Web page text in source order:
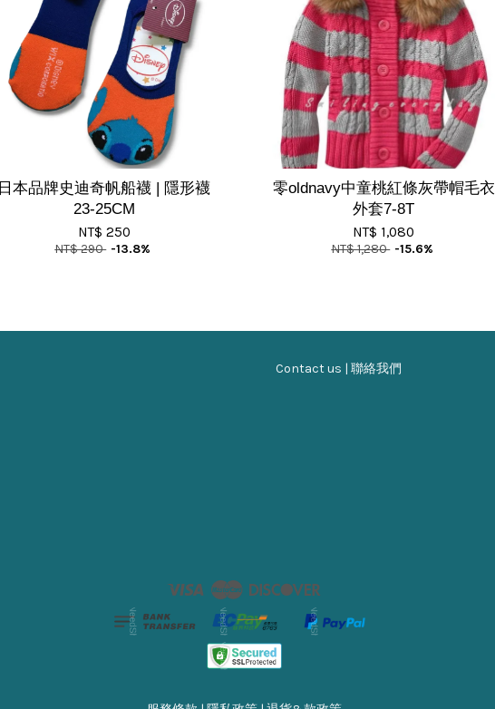
日本品牌史迪奇帆船襪 | 隱形襪
23-25CM
NT$ 250
NT$ 290 -13.8%
零oldnavy中童桃紅條灰帶帽毛衣
外套7-8T
NT$ 1,080
NT$ 1,280 -15.6%
Contact us | 聯絡我們
Visa Master